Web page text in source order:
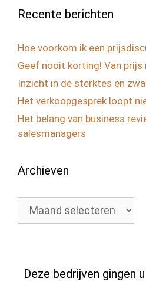
Recente berichten
Hoe voorkom ik een
Geef nooit korting! Van prijs
Inzicht in de sterktes en
Het verkoopgesprek loopt
Het belang van business
salesmanagers
Archieven
Archieven
Deze bedrijven gingen